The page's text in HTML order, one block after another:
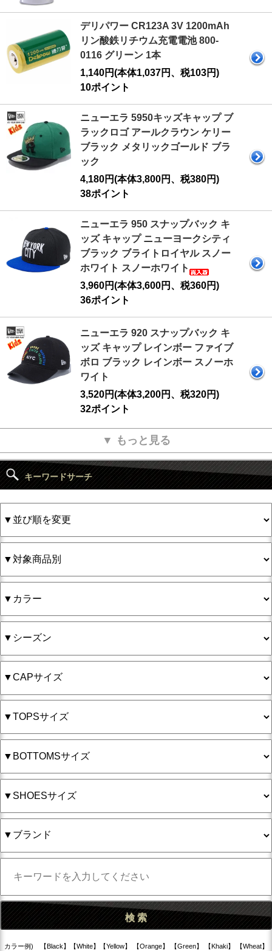
デリパワー CR123A 3V 1200mAh
リン酸鉄リチウム充電電池 800-
0116 グリーン 1本
1,140円(本体1,037円、税103円)
10ポイント
ニューエラ 5950キッズキャップ ブ
ラックロゴ アールクラウン ケリー
ブラック メタリックゴールド ブラ
ック
4,180円(本体3,800円、税380円)
38ポイント
ニューエラ 950 スナップバック キ
ッズ キャップ ニューヨークシティ
ブラック ブライトロイヤル スノー
ホワイト スノーホワイト
3,960円(本体3,600円、税360円)
36ポイント
ニューエラ 920 スナップバック キ
ッズ キャップ レインボー ファイブ
ボロ ブラック レインボー スノーホ
ワイト
3,520円(本体3,200円、税320円)
32ポイント
▼ もっと見る
キーワードサーチ
カラー例) 【Black】【White】【Yellow】 【Orange】 【Green】 【Khaki】 【Wheat】